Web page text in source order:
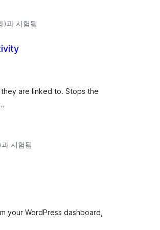
)과 시험됨
are linked to. Stops the
시험됨
your WordPress dashboard,